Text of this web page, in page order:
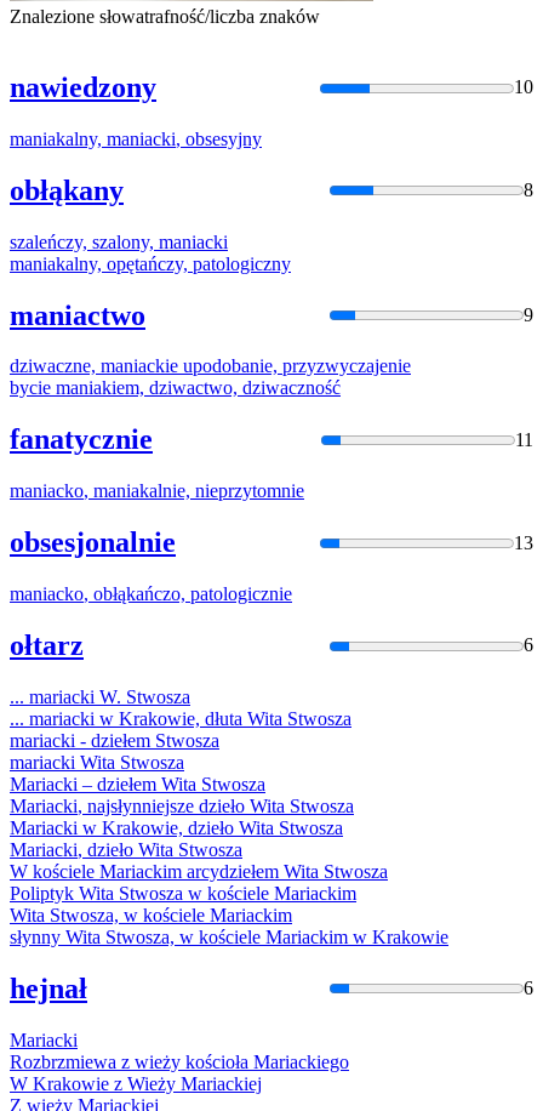
Znalezione słowatrafność/liczba znaków
nawiedzony 10
maniakalny, maniacki, obsesyjny
obłąkany 8
szaleńczy, szalony, maniacki
maniakalny, opętańczy, patologiczny
maniactwo 9
dziwaczne, maniackie upodobanie, przyzwyczajenie
bycie maniakiem, dziwactwo, dziwaczność
fanatycznie 11
maniacko, maniakalnie, nieprzytomnie
obsesjonalnie 13
maniacko, obłąkańczo, patologicznie
ołtarz 6
... mariacki W. Stwosza
... mariacki w Krakowie, dłuta Wita Stwosza
mariacki - dziełem Stwosza
mariacki Wita Stwosza
Mariacki – dziełem Wita Stwosza
Mariacki, najsłynniejsze dzieło Wita Stwosza
Mariacki w Krakowie, dzieło Wita Stwosza
Mariacki, dzieło Wita Stwosza
W kościele Mariackim arcydziełem Wita Stwosza
Poliptyk Wita Stwosza w kościele Mariackim
Wita Stwosza, w kościele Mariackim
słynny Wita Stwosza, w kościele Mariackim w Krakowie
hejnał 6
Mariacki
Rozbrzmiewa z wieży kościoła Mariackiego
W Krakowie z Wieży Mariackiej
Z wieży Mariackiej